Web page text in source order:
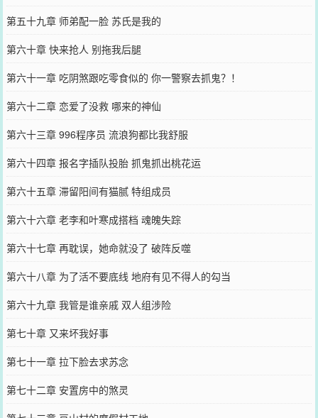
第五十九章 师弟配一脸 苏氏是我的
第六十章 快来抢人 别拖我后腿
第六十一章 吃阴煞跟吃零食似的 你一警察去抓鬼？！
第六十二章 恋爱了没救 哪来的神仙
第六十三章 996程序员 流浪狗都比我舒服
第六十四章 报名字插队投胎 抓鬼抓出桃花运
第六十五章 滞留阳间有猫腻 特组成员
第六十六章 老李和叶寒成搭档 魂魄失踪
第六十七章 再耽误，她命就没了 破阵反噬
第六十八章 为了活不要底线 地府有见不得人的勾当
第六十九章 我管是谁亲戚 双人组涉险
第七十章 又来坏我好事
第七十一章 拉下脸去求苏念
第七十二章 安置房中的煞灵